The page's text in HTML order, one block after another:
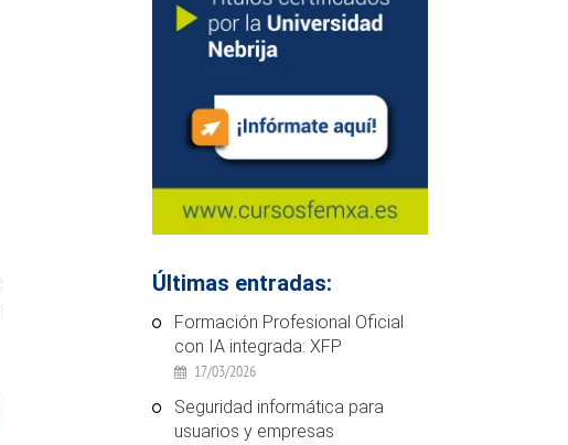
Últimas entradas:
Formación Profesional Oficial
con IA integrada: XFP
17/03/2026
Seguridad informática para
usuarios y empresas